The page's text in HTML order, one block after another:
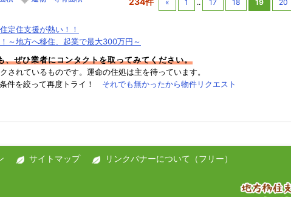
« 1 .. 17 18 19 20
定住支援が熱い！！
～地方へ移住、起業で最大300万円～
、ぜひ業者にコンタクトを取ってみてください。
れているものです。運命の住処は主を待っています。
件を絞って再度トライ！ それでも無かったから物件リクエスト
サイトマップ リンクバナーについて（フリー）